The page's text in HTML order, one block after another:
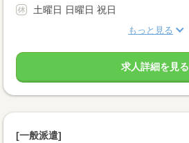
土曜日 日曜日 祝日
もっと見る
求人詳細を見る
[一般派遣]